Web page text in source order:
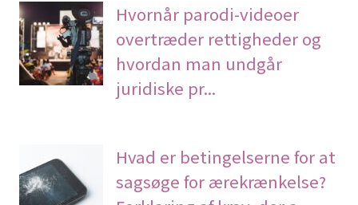
Hvornår parodi-videoer
overtræder rettigheder og
hvordan man undgår
juridiske pr...
Hvad er betingelserne for at
sagsøge for ærekrænkelse?